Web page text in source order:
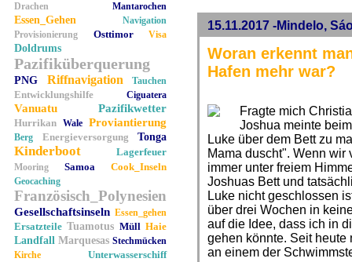
Drachen Mantarochen
Essen_Gehen
Navigation
Provisionierung
Osttimor Visa
Doldrums
Pazifiküberquerung
PNG Riffnavigation Tauchen
Entwicklungshilfe Ciguatera
Vanuatu Pazifikwetter
Hurrikan Wale Proviantierung
Berg Energieversorgung Tonga
Kinderboot Lagerfeuer
Mooring Samoa Cook_Inseln
Geocaching
Französisch_Polynesien
Gesellschaftsinseln Essen_gehen
Ersatzteile Tuamotus Müll Haie
Landfall Marquesas Stechmücken
Kirche
Unterwasserschiff
15.11.2017 -Mindelo,
Woran erkennt
Hafen mehr war?
Fragte mich
Joshua meinte
Luke über dem Bett zu
Mama duscht". Wenn wir
immer unter freiem
Joshuas Bett und
Luke nicht geschlossen
über drei Wochen in
auf die Idee, dass ich in
gehen könnte. Seit heute
an einem der